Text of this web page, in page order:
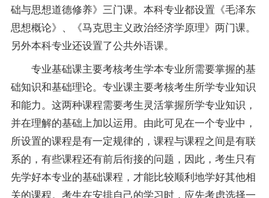
础与思想道德修养》三门课。本科专业都设置《毛泽东
思想概论》、《马克思主义政治经济学原理》两门课。
另外本科专业还设置了公共外语课。
专业基础课主要考核考生学本专业所需要掌握的基
础知识和基础理论。专业课主要考核考生所学专业知识
和能力。这两种课程需要考生灵活掌握所学专业知识，
并在理解的基础上加以运用。由此可见在一个专业中，
所设置的课程是有一定规律的，课程与课程之间是有联
系的，有些课程还有前后衔接的问题，因此，考生只有
先学好本专业的基础课程，才能比较顺利地学好其他相
关的课程。考生在安排自己的学习时，应先考虑选择一